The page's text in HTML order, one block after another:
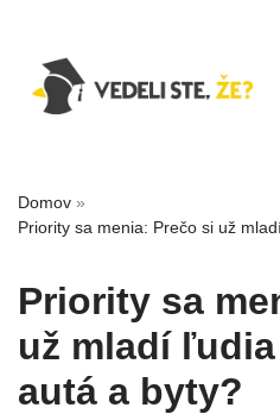
Domov »
Priority sa menia: Prečo si už
Priority sa
už mladí
autá a byty?